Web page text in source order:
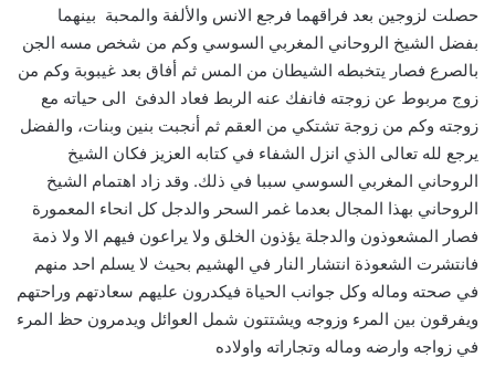
حصلت لزوجين بعد فراقهما فرجع الانس والألفة والمحبة بينهما
بفضل الشيخ الروحاني المغربي السوسي وكم من شخص مسه الجن
بالصرع فصار يتخبطه الشيطان من المس ثم أفاق بعد غيبوبة وكم من
زوج مربوط عن زوجته فانفك عنه الربط فعاد الدفئ الى حياته مع
زوجته وكم من زوجة تشتكي من العقم ثم أنجبت بنين وبنات، والفضل
يرجع لله تعالى الذي انزل الشفاء في كتابه العزيز فكان الشيخ
الروحاني المغربي السوسي سببا في ذلك. وقد زاد اهتمام الشيخ
الروحاني بهذا المجال بعدما غمر السحر والدجل كل انحاء المعمورة
فصار المشعوذون والدجلة يؤذون الخلق ولا يراعون فيهم الا ولا ذمة
فانتشرت الشعوذة انتشار النار في الهشيم بحيث لا يسلم احد منهم
في صحته وماله وكل جوانب الحياة فيكدرون عليهم سعادتهم وراحتهم
ويفرقون بين المرء وزوجه ويشتتون شمل العوائل ويدمرون حظ المرء
في زواجه وارضه وماله وتجاراته واولاده